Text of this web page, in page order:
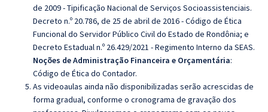
de 2009 - Tipificação Nacional de Serviços Socioassistenciais.
Decreto n.º 20.786, de 25 de abril de 2016 - Código de Ética
Funcional do Servidor Público Civil do Estado de Rondônia; e
Decreto Estadual n.º 26.429/2021 - Regimento Interno da SEAS.
Noções de Administração Financeira e Orçamentária:
Código de Ética do Contador.
As videoaulas ainda não disponibilizadas serão acrescidas de
forma gradual, conforme o cronograma de gravação dos